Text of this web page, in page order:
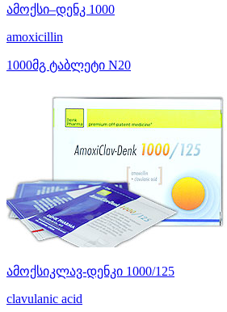
ამოქსი–დენკ 1000
amoxicillin
1000მგ ტაბლეტი N20
ამოქსიკლავ-დენკი 1000/125
clavulanic acid